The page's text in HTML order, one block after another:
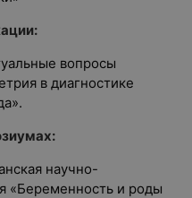
вопросы
в диагностике
научно-
«Беременность и роды